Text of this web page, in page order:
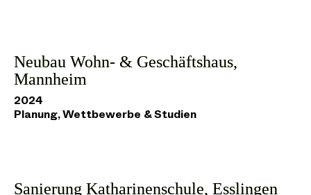
Neubau Wohn- & Geschäftshaus,
Mannheim
2024
Planung, Wettbewerbe & Studien
Sanierung Katharinenschule, Esslingen